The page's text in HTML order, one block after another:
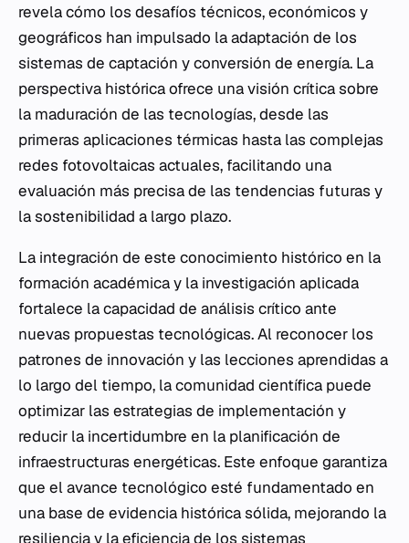
revela cómo los desafíos técnicos, económicos y
geográficos han impulsado la adaptación de los
sistemas de captación y conversión de energía. La
perspectiva histórica ofrece una visión crítica sobre
la maduración de las tecnologías, desde las
primeras aplicaciones térmicas hasta las complejas
redes fotovoltaicas actuales, facilitando una
evaluación más precisa de las tendencias futuras y
la sostenibilidad a largo plazo.
La integración de este conocimiento histórico en la
formación académica y la investigación aplicada
fortalece la capacidad de análisis crítico ante
nuevas propuestas tecnológicas. Al reconocer los
patrones de innovación y las lecciones aprendidas a
lo largo del tiempo, la comunidad científica puede
optimizar las estrategias de implementación y
reducir la incertidumbre en la planificación de
infraestructuras energéticas. Este enfoque garantiza
que el avance tecnológico esté fundamentado en
una base de evidencia histórica sólida, mejorando la
resiliencia y la eficiencia de los sistemas